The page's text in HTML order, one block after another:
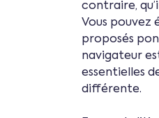
contraire,
Vous pouvez
proposés
navigateur
essentielles
différente.